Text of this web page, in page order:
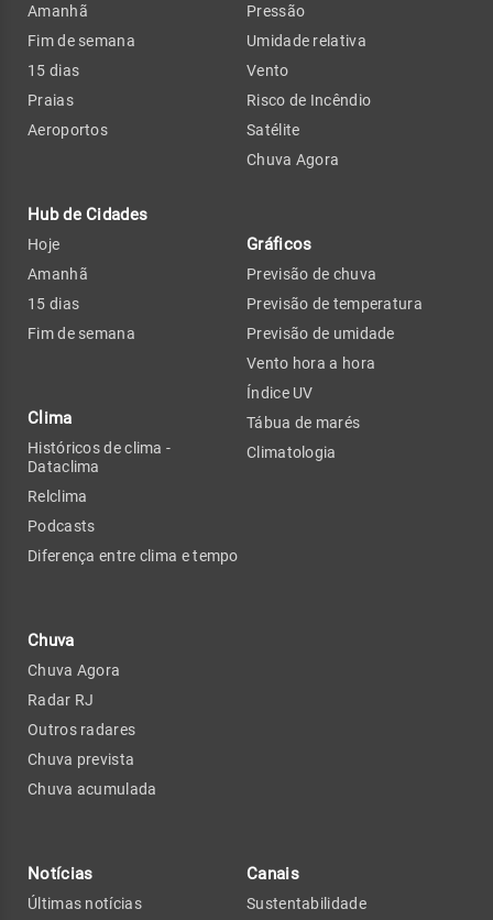
Amanhã
Fim de semana
15 dias
Praias
Aeroportos
Hub de Cidades
Hoje
Amanhã
15 dias
Fim de semana
Clima
Históricos de clima -
Dataclima
Relclima
Podcasts
Diferença entre clima e tempo
Chuva
Chuva Agora
Radar RJ
Outros radares
Chuva prevista
Chuva acumulada
Pressão
Umidade relativa
Vento
Risco de Incêndio
Satélite
Chuva Agora
Gráficos
Previsão de chuva
Previsão de temperatura
Previsão de umidade
Vento hora a hora
Índice UV
Tábua de marés
Climatologia
Notícias
Últimas notícias
Canais
Sustentabilidade